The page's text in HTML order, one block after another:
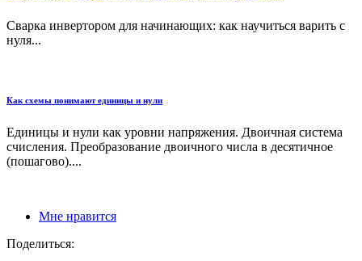
Сварка инвертором для начинающих: как научиться варить с
нуля...
Как схемы понимают единицы и нули
Единицы и нули как уровни напряжения. Двоичная система
счисления. Преобразование двоичного числа в десятичное
(пошагово)....
Мне нравится
Поделиться: